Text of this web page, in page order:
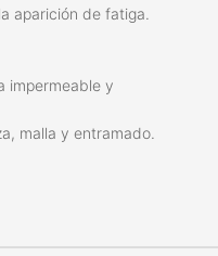
aparición de fatiga.
impermeable y
malla y entramado.